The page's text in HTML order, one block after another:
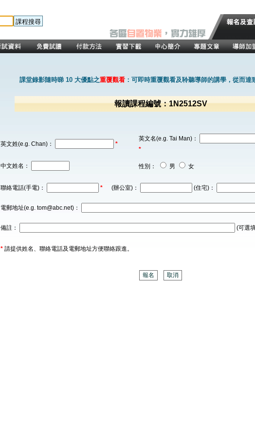
課堂錄影隨時睇 10 大優點之重覆觀看：可即時重覆觀看及聆聽導師的講學，從而達
報讀課程編號：1N2512SV
英文姓(e.g. Chan)： *
英文名(e.g. Tai Man)：
*
中文姓名： 性別： 男 女
聯絡電話(手電)： * (辦公室)： (住宅)：
電郵地址(e.g. tom@abc.net)：
備註： (可選
* 請提供姓名、聯絡電話及電郵地址方便聯絡跟進。